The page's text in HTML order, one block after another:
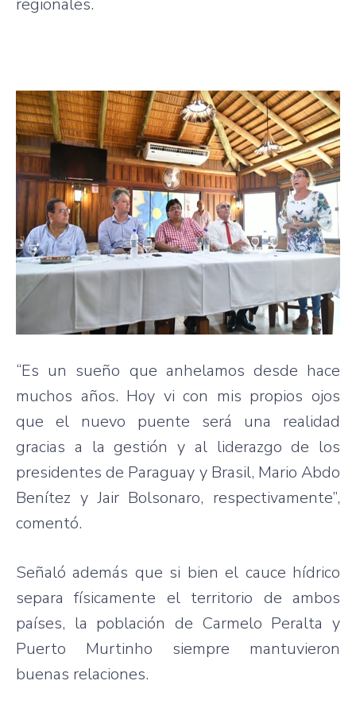
“Es un sueño que anhelamos desde hace
muchos años. Hoy vi con mis propios ojos
que el nuevo puente será una realidad
gracias a la gestión y al liderazgo de los
presidentes de Paraguay y Brasil, Mario Abdo
Benítez y Jair Bolsonaro, respectivamente”,
comentó.
Señaló además que si bien el cauce hídrico
separa físicamente el territorio de ambos
países, la población de Carmelo Peralta y
Puerto Murtinho siempre mantuvieron
buenas relaciones.